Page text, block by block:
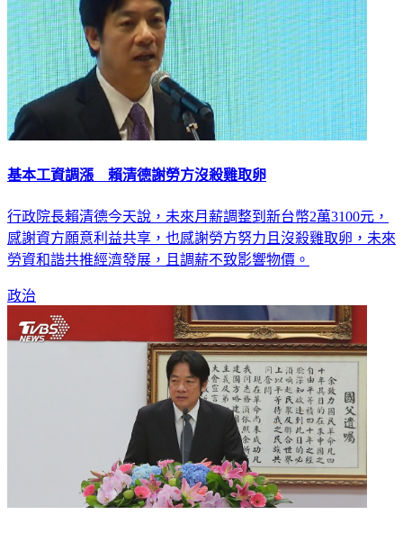
基本工資調漲 賴清德謝勞方沒殺雞取卵
行政院長賴清德今天說，未來月薪調整到新台幣2萬3100元，
感謝資方願意利益共享，也感謝勞方努力且沒殺雞取卵，未來
勞資和諧共推經濟發展，且調薪不致影響物價。
政治